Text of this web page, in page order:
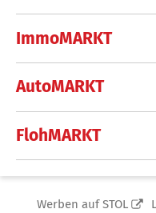
ImmoMARKT
AutoMARKT
FlohMARKT
Werben auf STOL